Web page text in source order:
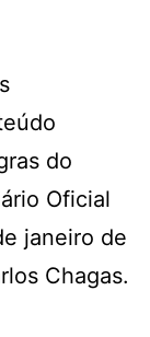
do
Oficial
janeiro de
Chagas.